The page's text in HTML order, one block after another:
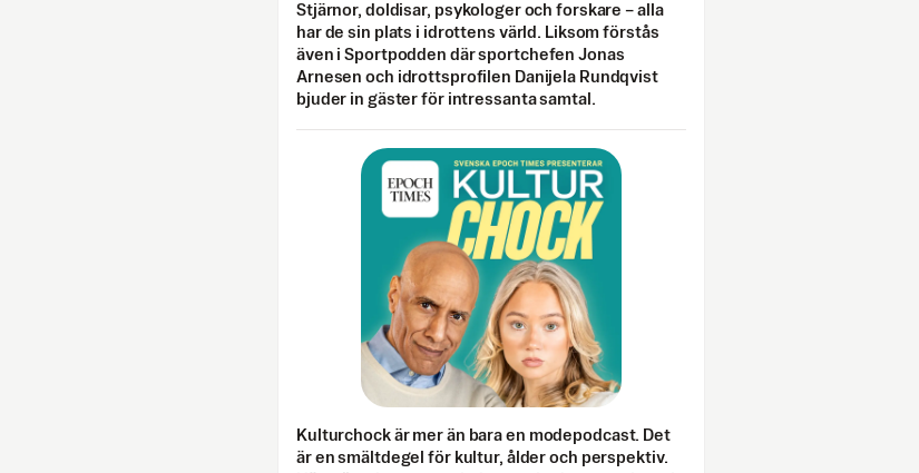
Stjärnor, doldisar, psykologer och forskare – alla
har de sin plats i idrottens värld. Liksom förstås
även i Sportpodden där sportchefen Jonas
Arnesen och idrottsprofilen Danijela Rundqvist
bjuder in gäster för intressanta samtal.
Kulturchock är mer än bara en modepodcast. Det
är en smältdegel för kultur, ålder och perspektiv.